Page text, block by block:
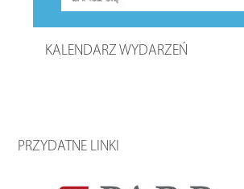
KALENDARZ WYDARZEŃ
PRZYDATNE LINKI